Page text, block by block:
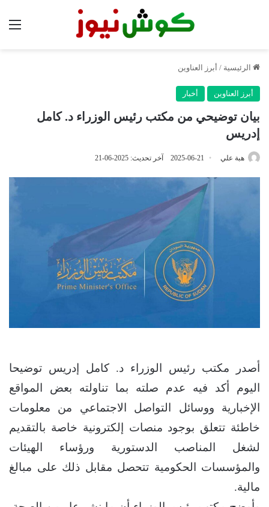
الرئيسية / أبرز العناوين
أبرز العناوين أخبار
بيان توضيحي من مكتب رئيس الوزراء د. كامل
إدريس
هبة علي 2025-06-21 آخر تحديث: 2025-06-21
أصدر مكتب رئيس الوزراء د. كامل إدريس توضيحا
اليوم أكد فيه عدم صلته بما تناولته بعض المواقع
الإخبارية ووسائل التواصل الاجتماعي من معلومات
خاطئة تتعلق بوجود منصات إلكترونية خاصة بالتقديم
لشغل المناصب الدستورية ورؤساء الهيئات
والمؤسسات الحكومية تتحصل مقابل ذلك على مبالغ
مالية.